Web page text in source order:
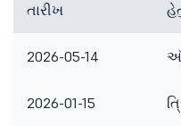
તારીખ
2026-05-14
2026-01-15